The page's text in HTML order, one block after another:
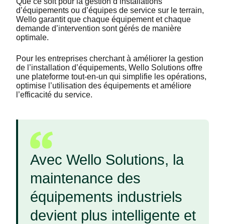
d’équipements ou d’équipes de service sur le terrain,
Wello garantit que chaque équipement et chaque
demande d’intervention sont gérés de manière
optimale.
Pour les entreprises cherchant à améliorer la gestion
de l’installation d’équipements, Wello Solutions offre
une plateforme tout-en-un qui simplifie les opérations,
optimise l’utilisation des équipements et améliore
l’efficacité du service.
Avec Wello Solutions, la
maintenance des
équipements industriels
devient plus intelligente et